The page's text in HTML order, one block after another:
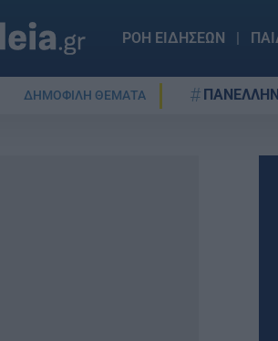
ΡΟΗ ΕΙΔΗΣΕΩΝ
ΔΗΜΟΦΙΛΗ ΘΕΜΑΤΑ